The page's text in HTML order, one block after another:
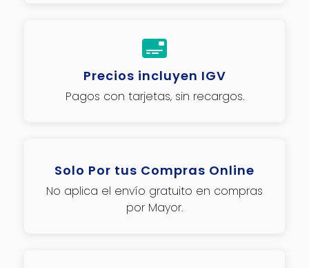
Precios incluyen IGV
Pagos con tarjetas, sin recargos.
Solo Por tus Compras Online
No aplica el envío gratuito en compras
por Mayor.